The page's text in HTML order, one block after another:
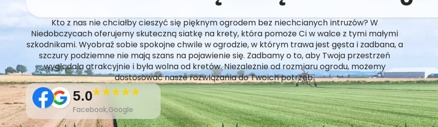
Kto z nas nie chciałby cieszyć się pięknym ogrodem bez niechcianych intruzów? W
Niedobczycach oferujemy skuteczną siatkę na krety, która pomoże Ci w walce z tymi małymi
szkodnikami. Wyobraź sobie spokojne chwile w ogrodzie, w którym trawa jest gęsta i zadbana, a
szczury podziemne nie mają szans na pojawienie się. Zadbamy o to, aby Twoja przestrzeń
wyglądała atrakcyjnie i była wolna od kretów. Niezależnie od rozmiaru ogrodu, możemy
dostosować nasze rozwiązania do Twoich potrzeb.
5.0
Facebook,Google